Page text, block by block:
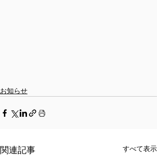
お知らせ
関連記事 すべて表示